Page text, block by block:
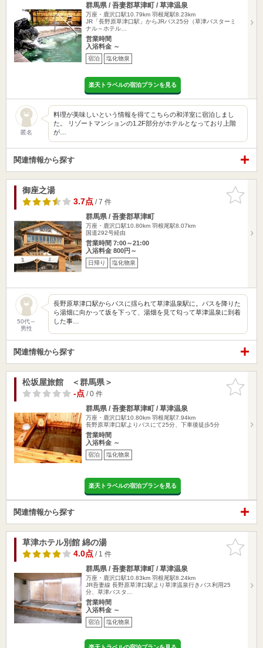
群馬県 / 吾妻郡草津町 / 草津温泉
万座・鹿沢口駅10.79km 羽根尾駅8.23km
JR「長野原草津口駅」からJRバス25分（草津バスターミ
ナル～ホテル…
営業時間
入浴料金 ～
宿泊 塩化物泉
楽天トラベルの宿泊プランを見る
匿名
料理が美味しいという情報を得てこちらの和洋室に宿泊しまし
た。 リゾートマンションの1.2F部分がホテルとなっており上階
が…
関連情報から探す
お気に入
りに追加
御座之湯
3.7点/ 7 件
群馬県 / 吾妻郡草津町
万座・鹿沢口駅10.80km 羽根尾駅8.07km
国道292号経由
営業時間 7:00～21:00
入浴料金 800円～
日帰り 塩化物泉
50代～
男性
長野原草津口駅からバスに揺られて草津温泉駅に。バスを降りた
ら湯畑に向かって坂を下って、湯畑を見て匂って草津温泉に到着
した事…
関連情報から探す
お気に入
りに追加
松坂屋旅館 ＜群馬県＞
-点/ 0 件
群馬県 / 吾妻郡草津町 / 草津温泉
万座・鹿沢口駅10.80km 羽根尾駅7.94km
長野原草津口駅よりバスにて25分、下車後徒歩5分
営業時間
入浴料金 ～
宿泊 塩化物泉
楽天トラベルの宿泊プランを見る
関連情報から探す
お気に入
りに追加
草津ホテル別館 綿の湯
4.0点/ 1 件
群馬県 / 吾妻郡草津町 / 草津温泉
万座・鹿沢口駅10.83km 羽根尾駅8.24km
JR吾妻線 長野原草津口駅より草津温泉行きバス利用25
分、草津バスタ…
営業時間
入浴料金 ～
宿泊 塩化物泉